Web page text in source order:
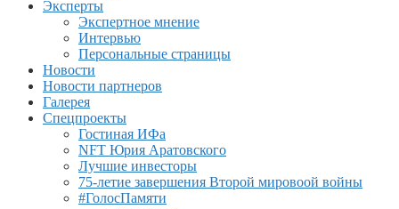
Эксперты
Экспертное мнение
Интервью
Персональные страницы
Новости
Новости партнеров
Галерея
Спецпроекты
Гостиная ИФа
NFT Юрия Аратовского
Лучшие инвесторы
75-летие завершения Второй мировоой войны
#ГолосПамяти